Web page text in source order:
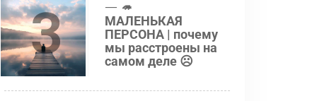
3 🦔
МАЛЕНЬКАЯ
ПЕРСОНА | почему
мы расстроены на
самом деле ☹️